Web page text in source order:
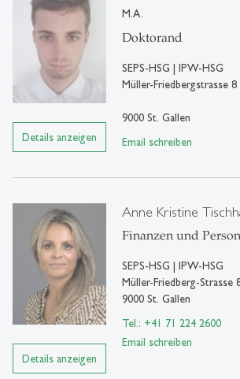
Details anzeigen
M.A.
Doktorand
SEPS-HSG | IPW-HSG
Müller-Friedbergstrasse 8
9000 St. Gallen
Email schreiben
Details anzeigen
Anne Kristine
Finanzen und
SEPS-HSG | IPW-HSG
Müller-Friedberg-Strasse
9000 St. Gallen
Tel.: +41 71 224 2600
Email schreiben